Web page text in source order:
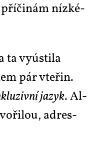
níz­ké­
ta vy­ús­ti­la
pár vte­řin.
ja­zyk. Al­
ad­res­